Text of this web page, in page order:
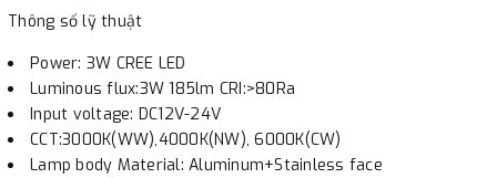
Thông số lỹ thuật
Power: 3W CREE LED
Luminous flux:3W 185lm CRI:>80Ra
Input voltage: DC12V-24V
CCT:3000K(WW),4000K(NW), 6000K(CW)
Lamp body Material: Aluminum+Stainless face